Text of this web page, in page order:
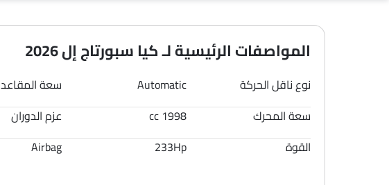
المواصفات الرئيسية لـ كيا سبورتاج إل 2026
نوع ناقل الحركة Automatic سعة المقاعد
سعة المحرك
1998 cc عزم الدوران
القوة
233Hp
Airbag